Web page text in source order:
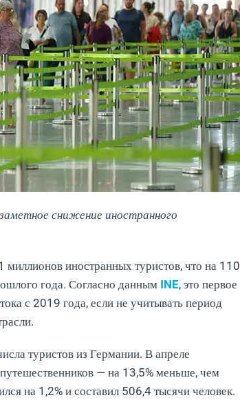
снижение иностранного
иностранных туристов, что на 110
года. Согласно данным INE, это первое
с 2019 года, если не учитывать период
туристов из Германии. В апреле
— на 13,5% меньше, чем
на 1,2% и составил 506,4 тысячи человек.